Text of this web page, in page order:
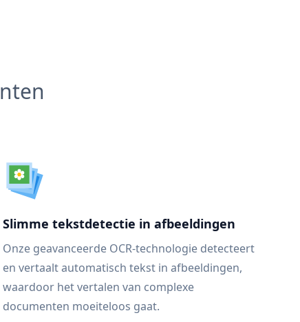
Slimme tekstdetectie in afbeeldingen
Onze geavanceerde OCR-technologie detecteert
en vertaalt automatisch tekst in afbeeldingen,
waardoor het vertalen van complexe
documenten moeiteloos gaat.